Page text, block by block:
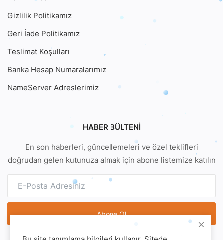
Gizlilik Politikamız
Geri İade Politikamız
Teslimat Koşulları
Banka Hesap Numaralarımız
NameServer Adreslerimiz
HABER BÜLTENI
En son haberleri, güncellemeleri ve özel teklifleri
doğrudan gelen kutunuza almak için abone listemize katılın
Abone Ol